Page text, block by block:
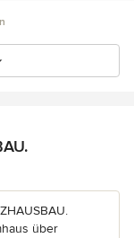
über